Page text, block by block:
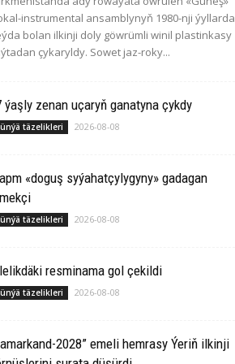
instrumental ansamblynyň 1980-nji ýyllarda
bolan ilkinji doly göwrümli winil plastinkasy
çykaryldy. Sowet jaz-roky...
ýaşly zenan uçaryň ganatyna çykdy
täzelikleri 2026-08-08
«doguş syýahatçylygyny» gadagan
täzelikleri 2026-08-08
resminama gol çekildi
täzelikleri 2026-08-08
2028” emeli hemrasy Ýeriň ilkinji